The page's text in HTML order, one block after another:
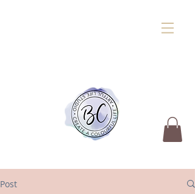
Post